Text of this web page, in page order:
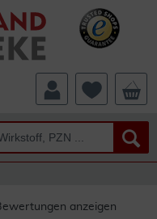
anzeigen